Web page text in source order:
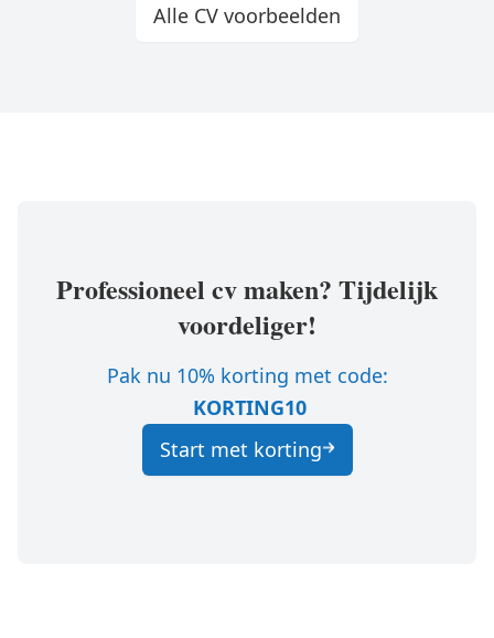
Alle CV voorbeelden
Professioneel cv maken? Tijdelijk
voordeliger!
Pak nu 10% korting met code:
KORTING10
Start met korting